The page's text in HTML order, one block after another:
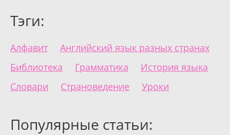
Тэги:
Алфавит
Английский язык разных странах
Библиотека
Грамматика
История языка
Словари
Страноведение Уроки
Популярные статьи: